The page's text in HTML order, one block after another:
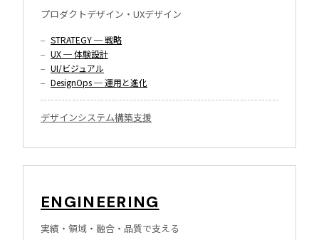
プロダクトデザイン・UXデザイン
STRATEGY ─ 戦略
UX ─ 体験設計
UI/ビジュアル
DesignOps ─ 運用と進化
デザインシステム構築支援
ENGINEERING
実績・領域・融合・品質で支える